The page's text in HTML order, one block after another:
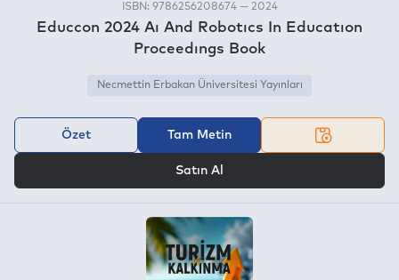
ISBN: 9786256208674 — 2024
Educcon 2024 Aı And Robotıcs In Educatıon
Proceedıngs Book
Necmettin Erbakan Üniversitesi Yayınları
Özet Tam Metin
Satın Al